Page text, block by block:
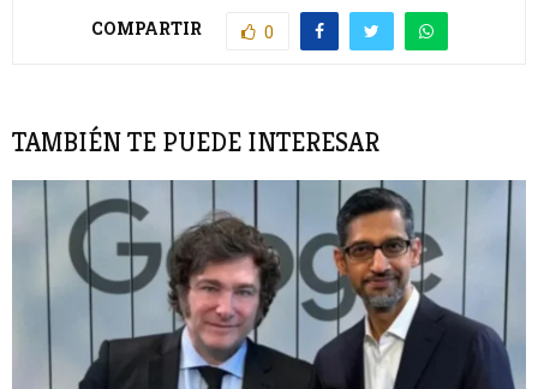
COMPARTIR 0
TAMBIÉN TE PUEDE INTERESAR